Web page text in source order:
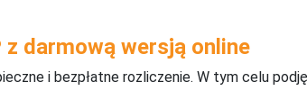
darmową wersją online
i bezpłatne rozliczenie. W tym celu